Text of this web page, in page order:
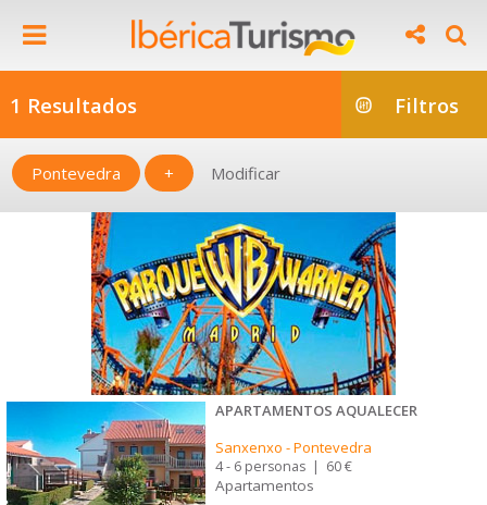
1 Resultados Filtros
Pontevedra + Modificar
APARTAMENTOS AQUALECER
Sanxenxo -Pontevedra
4 - 6 personas | 60 €
Apartamentos